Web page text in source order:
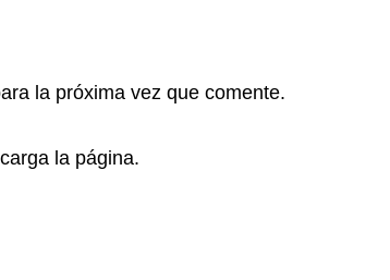
la próxima vez que comente.
la página.